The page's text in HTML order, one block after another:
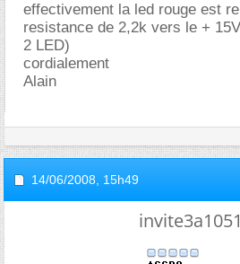
effectivement la led rouge est
resistance de 2,2k vers le +
2 LED)
cordialement
Alain
14/06/2008, 15h49